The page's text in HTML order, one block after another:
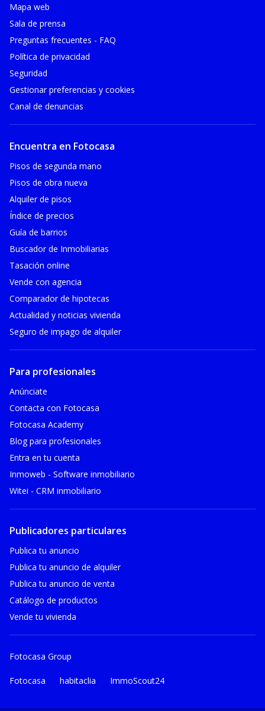
Mapa web
Sala de prensa
Preguntas frecuentes - FAQ
Política de privacidad
Seguridad
Gestionar preferencias y cookies
Canal de denuncias
Encuentra en Fotocasa
Pisos de segunda mano
Pisos de obra nueva
Alquiler de pisos
Índice de precios
Guía de barrios
Buscador de Inmobiliarias
Tasación online
Vende con agencia
Comparador de hipotecas
Actualidad y noticias vivienda
Seguro de impago de alquiler
Para profesionales
Anúnciate
Contacta con Fotocasa
Fotocasa Academy
Blog para profesionales
Entra en tu cuenta
Inmoweb - Software inmobiliario
Witei - CRM inmobiliario
Publicadores particulares
Publica tu anuncio
Publica tu anuncio de alquiler
Publica tu anuncio de venta
Catálogo de productos
Vende tu vivienda
Fotocasa Group
Fotocasa habitaclia ImmoScout24